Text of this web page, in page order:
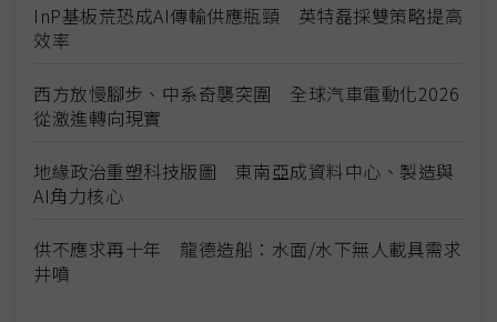
InP基板荒恐成AI傳輸供應瓶頸 英特磊採雙策略提高
效率
西方放慢腳步、中系奇襲突圍 全球汽車電動化2026
從激進轉向現實
地緣政治重塑科技版圖 東南亞成資料中心、製造與
AI角力核心
供不應求再十年 龍德造船：水面/水下無人載具需求
井噴